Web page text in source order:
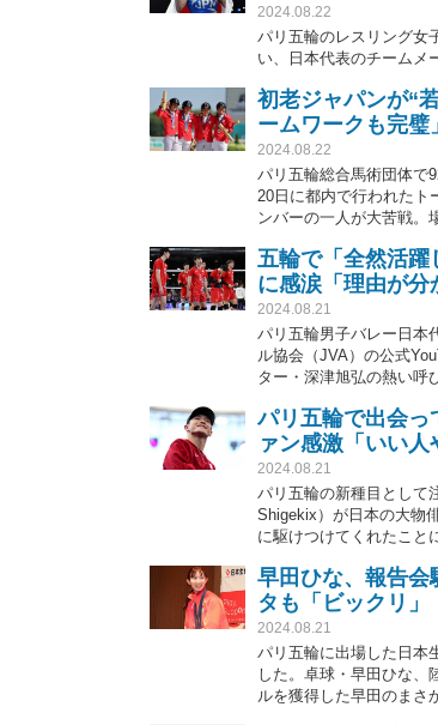
2024.08.22
パリ五輪のレスリング女
い、日本代表のチームメ
初老ジャパンが“
ームワークも完璧」
2024.08.22
パリ五輪総合馬術団体で
20日に都内で行われたト
ンバーの一人が大苦戦。
五輪で「全然活
に感涙「理由が分
2024.08.21
パリ五輪男子バレー日本
ル協会（JVA）の公式
ター・深津旭弘の熱い呼
パリ五輪で出会
ァン感激「いい人
2024.08.21
パリ五輪の新種目として
Shigekix）が日本の大物
に駆けつけてくれたこと
早田ひな、報告
タも「ビックリ」
2024.08.21
パリ五輪に出場した日本
した。卓球・早田ひな、
ルを獲得した早田のまさ